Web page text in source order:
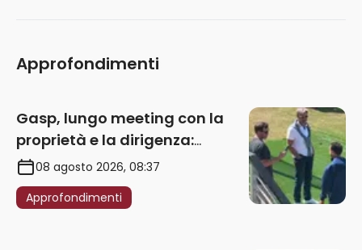
Approfondimenti
Gasp, lungo meeting con la
proprietà e la dirigenza:
obbligatorio l’acquisto di
un’ala sinistra
08 agosto 2026, 08:37
Approfondimenti